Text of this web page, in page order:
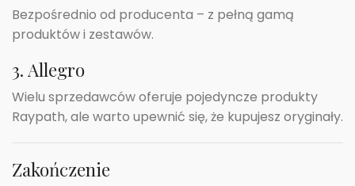
Bezpośrednio od producenta – z pełną gamą
produktów i zestawów.
3. Allegro
Wielu sprzedawców oferuje pojedyncze produkty
Raypath, ale warto upewnić się, że kupujesz oryginały.
Zakończenie